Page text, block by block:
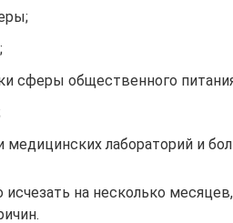
сферы общественного
медицинских лабораторий и
на несколько